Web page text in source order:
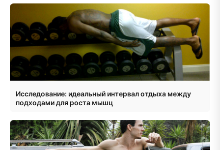
Исследование: идеальный интервал отдыха между
подходами для роста мышц